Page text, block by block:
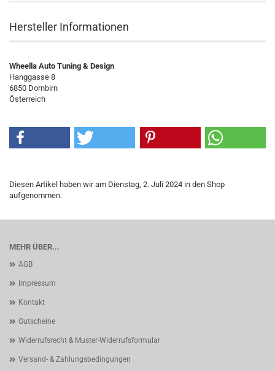
Hersteller Informationen
Wheella Auto Tuning & Design
Hanggasse 8
6850 Dornbirn
Österreich
Diesen Artikel haben wir am Dienstag, 2. Juli 2024 in den Shop
aufgenommen.
MEHR ÜBER...
AGB
Impressum
Kontakt
Gutscheine
Widerrufsrecht & Muster-Widerrufsformular
Versand- & Zahlungsbedingungen